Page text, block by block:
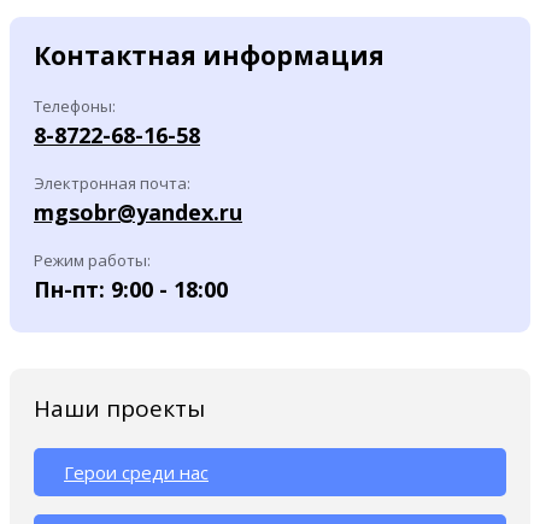
Контактная информация
Телефоны:
8-8722-68-16-58
Электронная почта:
mgsobr@yandex.ru
Режим работы:
Пн-пт: 9:00 - 18:00
Наши проекты
Герои среди нас